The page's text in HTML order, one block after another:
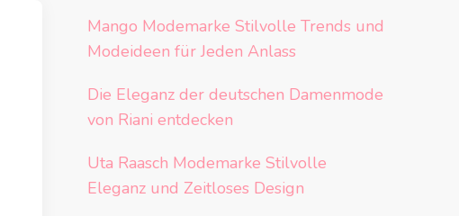
Mango Modemarke Stilvolle Trends und
Modeideen für Jeden Anlass
Die Eleganz der deutschen Damenmode
von Riani entdecken
Uta Raasch Modemarke Stilvolle
Eleganz und Zeitloses Design